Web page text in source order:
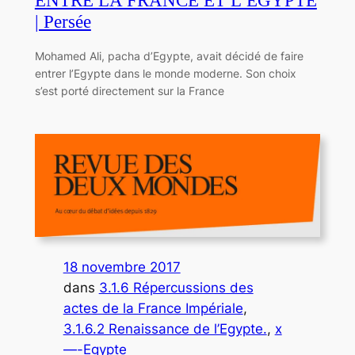
| Persée
Mohamed Ali, pacha d’Egypte, avait décidé de faire
entrer l’Egypte dans le monde moderne. Son choix
s’est porté directement sur la France
18 novembre 2017
dans 3.1.6 Répercussions des
actes de la France Impériale
3.1.6.2 Renaissance de l’Egypte., x
—-Egypte